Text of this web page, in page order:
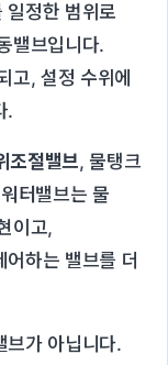
일정한 범위로
밸브입니다.
고, 설정 수위에
.
조절밸브, 물탱크
터밸브는 물
이고,
하는 밸브를 더
브가 아닙니다.